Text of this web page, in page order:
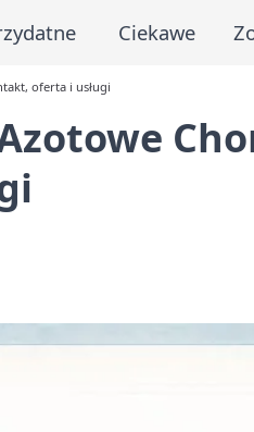
Ciekawe
oferta i usługi